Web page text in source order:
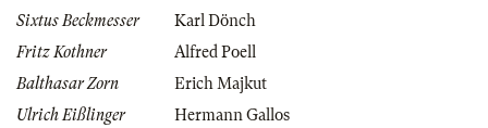
Sixtus Beckmesser
Karl Dönch
Fritz Kothner
Alfred Poell
Balthasar Zorn
Erich Majkut
Ulrich Eißlinger
Hermann Gallos